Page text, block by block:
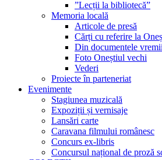
”Lecții la bibliotecă”
Memoria locală
Articole de presă
Cărți cu referire la
Din documentele vremii
Foto Oneștiul vechi
Vederi
Proiecte în parteneriat
Evenimente
Stagiunea muzicală
Expoziții și vernisaje
Lansări carte
Caravana filmului românesc
Concurs ex-libris
Concursul național de proză